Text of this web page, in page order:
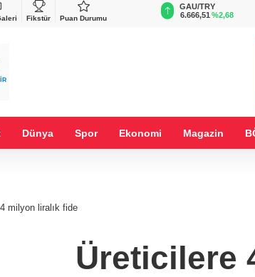
Fikstür Puan Durumu
GAU/TRY
6.666,51%2,68
BIST 100
13.779,39%-0,14
Dünya Spor Ekonomi Magazin
milyon liralık fide
Üreticilere